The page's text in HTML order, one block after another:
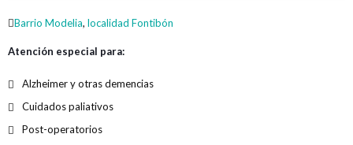
Barrio Modelia, localidad Fontibón
Atención especial para:
Alzheimer y otras demencias
Cuidados paliativos
Post-operatorios